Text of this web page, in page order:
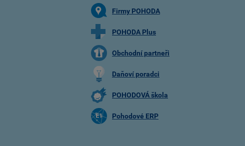
Firmy POHODA
POHODA Plus
Obchodní partneři
Daňoví poradci
POHODOVÁ škola
Pohodové ERP